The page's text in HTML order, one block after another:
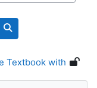
Поиск курса
Textbook with